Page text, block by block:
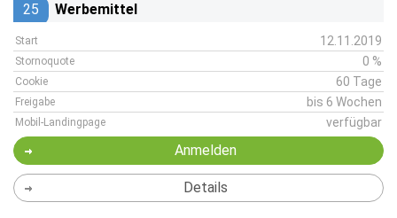
25 Werbemittel
Start 12.11.2019
Stornoquote 0 %
Cookie 60 Tage
Freigabe bis 6 Wochen
Mobil-Landingpage verfügbar
Anmelden
Details